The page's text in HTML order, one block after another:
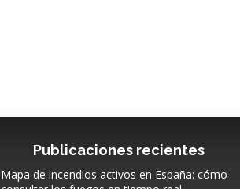
Publicaciones recientes
Mapa de incendios activos en España: cómo